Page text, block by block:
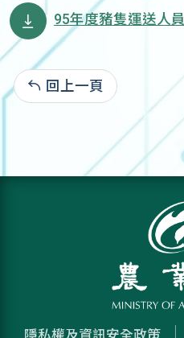
95年度豬隻運送人
回上一頁